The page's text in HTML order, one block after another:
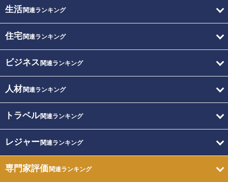
生活関連ランキング
住宅関連ランキング
ビジネス 関連ランキング
人材関連ランキング
トラベル関連ランキング
レジャー関連ランキング
専門家評価関連ランキング